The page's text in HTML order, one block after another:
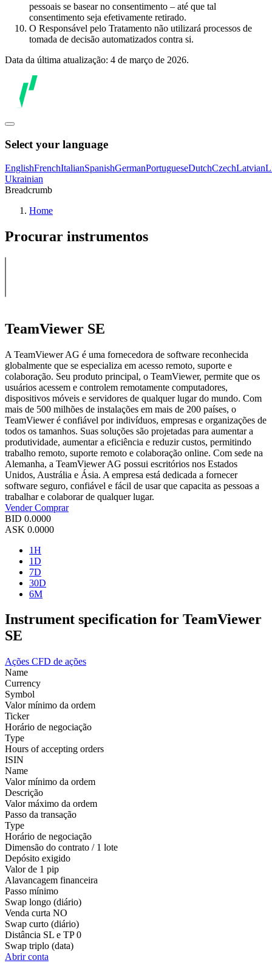
pessoais se basear no consentimento – até que tal
consentimento seja efetivamente retirado.
O Responsável pelo Tratamento não utilizará processos de
tomada de decisão automatizados contra si.
Data da última atualização: 4 de março de 2026.
Select your language
EnglishFrenchItalianSpanishGermanPortugueseDutchCzechLatvian
Ukrainian
Breadcrumb
Home
Procurar instrumentos
TeamViewer SE
A TeamViewer AG é uma fornecedora de software reconhecida
globalmente que se especializa em acesso remoto, suporte e
colaboração. Seu produto principal, o TeamViewer, permite que os
usuários acessem e controlem remotamente computadores,
dispositivos móveis e servidores de qualquer lugar do mundo. Com
mais de 500 milhões de instalações em mais de 200 países, o
TeamViewer é confiável por indivíduos, empresas e organizações de
todos os tamanhos. Suas soluções são projetadas para aumentar a
produtividade, aumentar a eficiência e reduzir custos, permitindo
trabalho remoto, suporte remoto e colaboração online. Com sede na
Alemanha, a TeamViewer AG possui escritórios nos Estados
Unidos, Austrália e Ásia. A empresa está dedicada a fornecer
software seguro, confiável e fácil de usar que capacita as pessoas a
trabalhar e colaborar de qualquer lugar.
VenderComprar
BID 0.0000
ASK 0.0000
1H
1D
7D
30D
6M
Instrument specification for TeamViewer
SE
Ações CFD de ações
Name
Currency
Symbol
Valor mínimo da ordem
Ticker
Horário de negociação
Type
Hours of accepting orders
ISIN
Name
Valor mínimo da ordem
Descrição
Valor máximo da ordem
Passo da transação
Type
Horário de negociação
Dimensão do contrato / 1 lote
Depósito exigido
Valor de 1 pip
Alavancagem financeira
Passo mínimo
Swap longo (diário)
Venda curta NO
Swap curto (diário)
Distância SL e TP 0
Swap triplo (data)
Abrir conta